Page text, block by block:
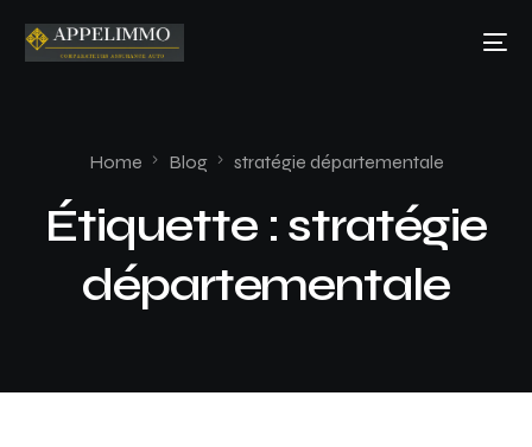
Home Blog stratégie départementale
Étiquette : stratégie
départementale